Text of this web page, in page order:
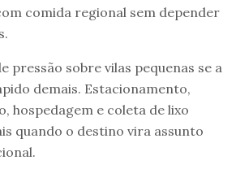
comida regional sem depender
pressão sobre vilas pequenas se a
demais. Estacionamento,
hospedagem e coleta de lixo
quando o destino vira assunto